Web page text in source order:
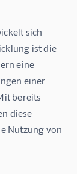
sich
ist die
eine
einer
bereits
diese
Nutzung von